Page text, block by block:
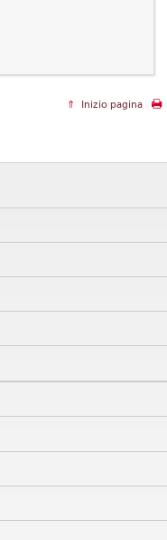
Inizio pagina